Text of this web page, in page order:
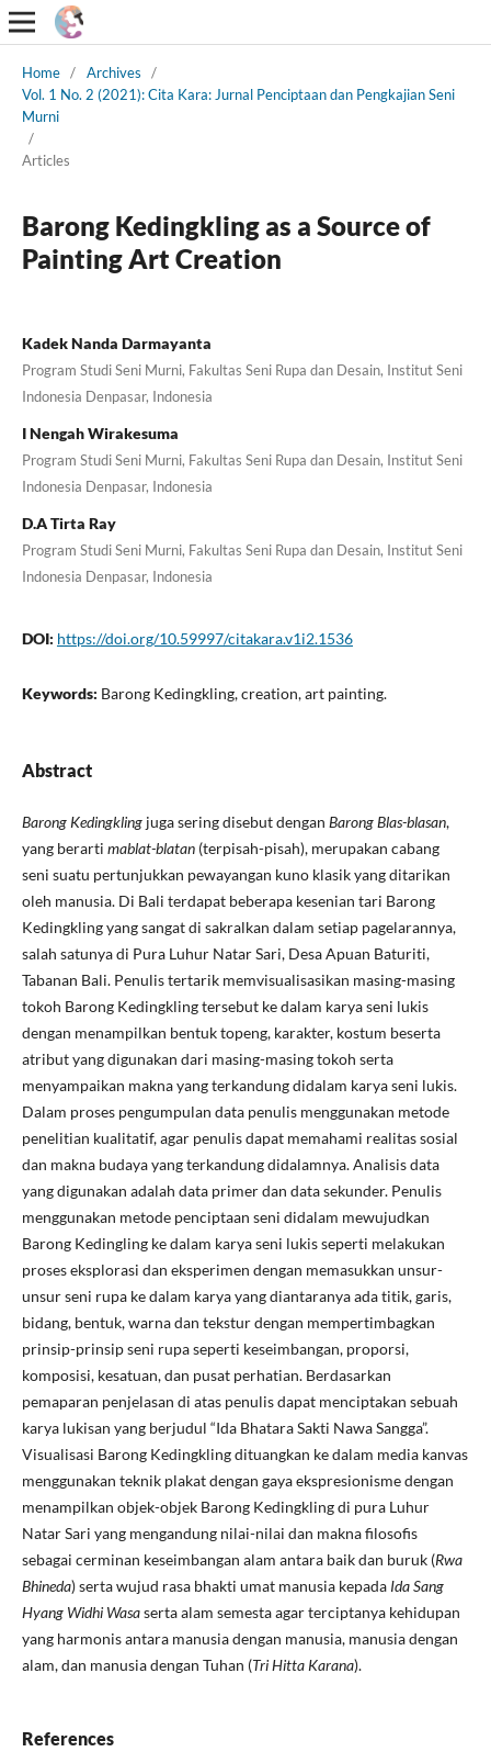
Home / Archives
/
Vol. 1 No. 2 (2021): Cita Kara: Jurnal Penciptaan dan Pengkajian Seni
Murni
/
Articles
Barong Kedingkling as a Source of
Painting Art Creation
Kadek Nanda Darmayanta
Program Studi Seni Murni, Fakultas Seni Rupa dan Desain, Institut Seni
Indonesia Denpasar, Indonesia
I Nengah Wirakesuma
Program Studi Seni Murni, Fakultas Seni Rupa dan Desain, Institut Seni
Indonesia Denpasar, Indonesia
D.A Tirta Ray
Program Studi Seni Murni, Fakultas Seni Rupa dan Desain, Institut Seni
Indonesia Denpasar, Indonesia
DOI: https://doi.org/10.59997/citakara.v1i2.1536
Keywords: Barong Kedingkling, creation, art painting.
Abstract
Barong Kedingklingjuga sering disebut dengan Barong Blas-blasan,
yang berarti mablat-blatan(terpisah-pisah), merupakan cabang
seni suatu pertunjukkan pewayangan kuno klasik yang ditarikan
oleh manusia. Di Bali terdapat beberapa kesenian tari Barong
Kedingkling yang sangat di sakralkan dalam setiap pagelarannya,
salah satunya di Pura Luhur Natar Sari, Desa Apuan Baturiti,
Tabanan Bali. Penulis tertarik memvisualisasikan masing-masing
tokoh Barong Kedingkling tersebut ke dalam karya seni lukis
dengan menampilkan bentuk topeng, karakter, kostum beserta
atribut yang digunakan dari masing-masing tokoh serta
menyampaikan makna yang terkandung didalam karya seni lukis.
Dalam proses pengumpulan data penulis menggunakan metode
penelitian kualitatif, agar penulis dapat memahami realitas sosial
dan makna budaya yang terkandung didalamnya. Analisis data
yang digunakan adalah data primer dan data sekunder. Penulis
menggunakan metode penciptaan seni didalam mewujudkan
Barong Kedingling ke dalam karya seni lukis seperti melakukan
proses eksplorasi dan eksperimen dengan memasukkan unsur-
unsur seni rupa ke dalam karya yang diantaranya ada titik, garis,
bidang, bentuk, warna dan tekstur dengan mempertimbagkan
prinsip-prinsip seni rupa seperti keseimbangan, proporsi,
komposisi, kesatuan, dan pusat perhatian. Berdasarkan
pemaparan penjelasan di atas penulis dapat menciptakan sebuah
karya lukisan yang berjudul “Ida Bhatara Sakti Nawa Sangga”.
Visualisasi Barong Kedingkling dituangkan ke dalam media kanvas
menggunakan teknik plakat dengan gaya ekspresionisme dengan
menampilkan objek-objek Barong Kedingkling di pura Luhur
Natar Sari yang mengandung nilai-nilai dan makna filosofis
sebagai cerminan keseimbangan alam antara baik dan buruk (Rwa
Bhineda) serta wujud rasa bhakti umat manusia kepada Ida Sang
Hyang Widhi Wasaserta alam semesta agar terciptanya kehidupan
yang harmonis antara manusia dengan manusia, manusia dengan
alam, dan manusia dengan Tuhan (Tri Hitta Karana).
References